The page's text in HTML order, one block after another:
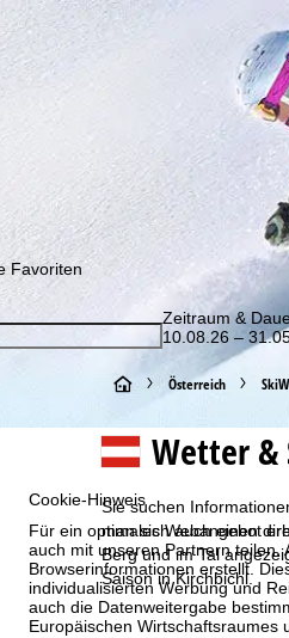
Cookie-Hinweis
Für ein optimales Webangebot
auch mit unseren Partnern teilen.
Browserinformationen erstellt.
individualisierten Werbung und
auch die Datenweitergabe
Europäischen Wirtschaftsraumes
erfahren Sie als Erster von
Favoriten
Zeitraum &
10.08.26 –
S
t
r
t
s
Österreich
Wetter &
Sie suchen
man sich auch einen
Berg und im Tal
Saison in Kirchbichl.